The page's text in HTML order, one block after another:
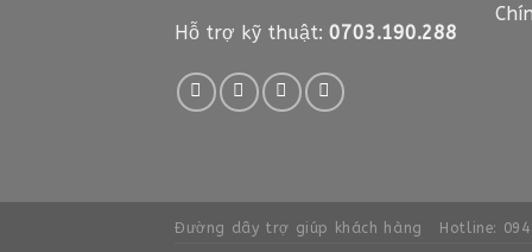
Hỗ trợ kỹ thuật: 0703.190.288
Đường dây trợ giúp khách hàng Hotline: